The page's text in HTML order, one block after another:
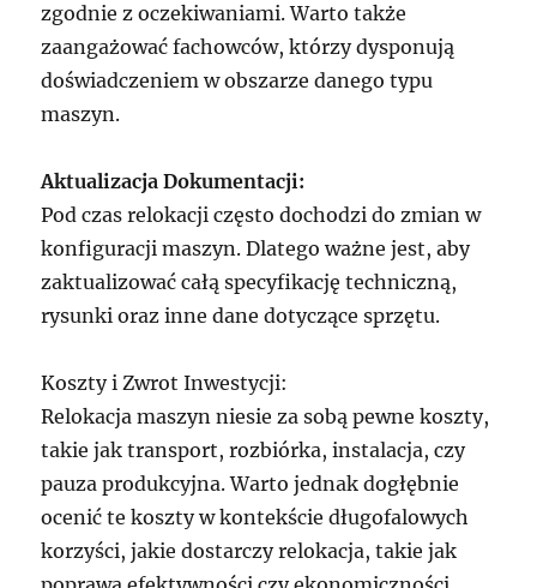
zgodnie z oczekiwaniami. Warto także
zaangażować fachowców, którzy dysponują
doświadczeniem w obszarze danego typu
maszyn.
Aktualizacja Dokumentacji:
Pod czas relokacji często dochodzi do zmian w
konfiguracji maszyn. Dlatego ważne jest, aby
zaktualizować całą specyfikację techniczną,
rysunki oraz inne dane dotyczące sprzętu.
Koszty i Zwrot Inwestycji:
Relokacja maszyn niesie za sobą pewne koszty,
takie jak transport, rozbiórka, instalacja, czy
pauza produkcyjna. Warto jednak dogłębnie
ocenić te koszty w kontekście długofalowych
korzyści, jakie dostarczy relokacja, takie jak